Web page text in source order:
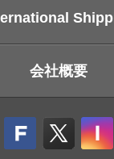
会社概要